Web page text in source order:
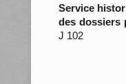
Service
des dossiers
J 102